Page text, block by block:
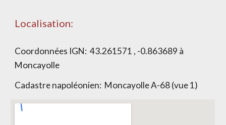
Localisation:
Coordonnées IGN: 43.261571 , -0.863689 à
Moncayolle
Cadastre napoléonien: Moncayolle A-68 (vue 1)